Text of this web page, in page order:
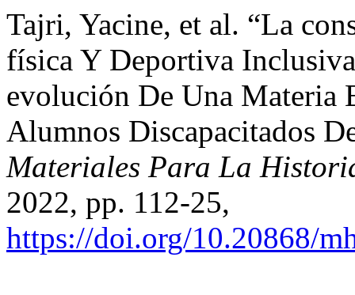
Tajri, Yacine, et al. “La
física Y Deportiva
evolución De Una Materia
Alumnos Discapacitados
Materiales Para La
2022, pp. 112-25,
https://doi.org/10.20868/